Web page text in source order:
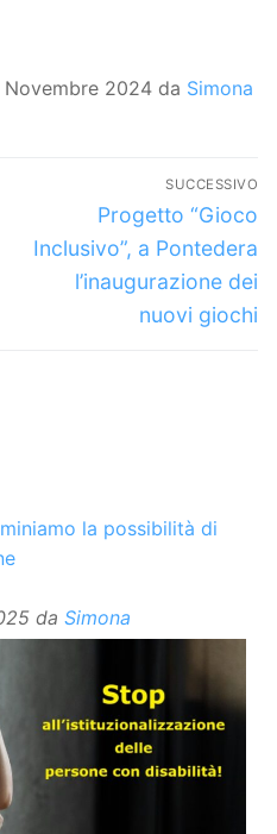
2024 da Simona
SUCCESSIVO
Articolo
successivo:
Progetto “Gioco
Inclusivo”, a Pontedera
l’inaugurazione dei
nuovi giochi
la possibilità di
da Simona